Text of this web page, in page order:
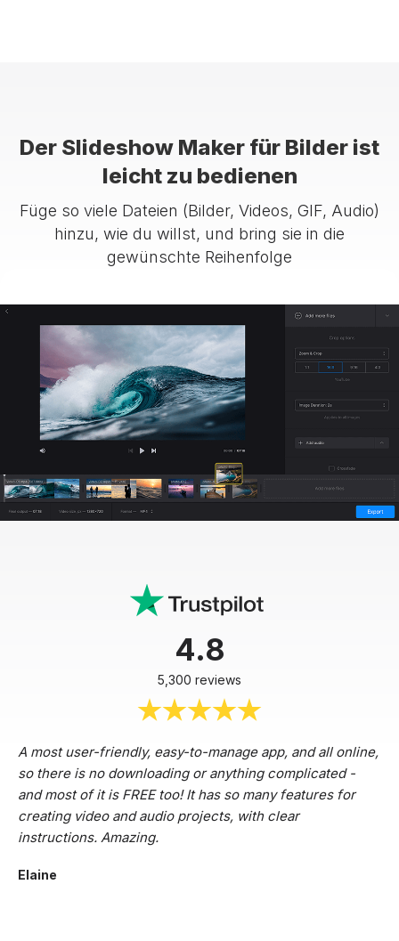
Der Slideshow Maker für Bilder ist
leicht zu bedienen
Füge so viele Dateien (Bilder, Videos, GIF, Audio)
hinzu, wie du willst, und bring sie in die
gewünschte Reihenfolge
4.8
5,300 reviews
A most user-friendly, easy-to-manage app, and all online,
so there is no downloading or anything complicated -
and most of it is FREE too! It has so many features for
creating video and audio projects, with clear
instructions. Amazing.
Elaine